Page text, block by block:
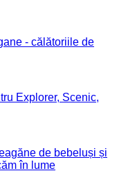
- călătoriile de
Explorer, Scenic,
de bebeluși și
în lume